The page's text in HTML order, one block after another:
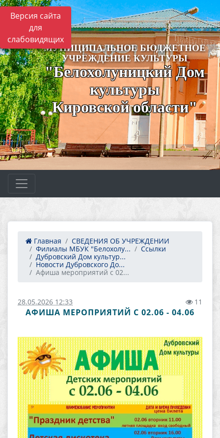
Версия сайта
для
слабовидящих
МУНИЦИПАЛЬНОЕ БЮДЖЕТНОЕ
УЧРЕЖДЕНИЕ КУЛЬТУРЫ
"Белохолуницкий Дом
культуры
Кировской области"
Главная
СВЕДЕНИЯ ОБ УЧРЕЖДЕНИИ
Филиалы МБУК "Белохолу...
Ссылки
Дубровский Дом культур...
Новости Дубровского До...
Афиша мероприятий с 02...
28.05.2026 12:33 11
АФИША МЕРОПРИЯТИЙ С 02.06 - 04.06